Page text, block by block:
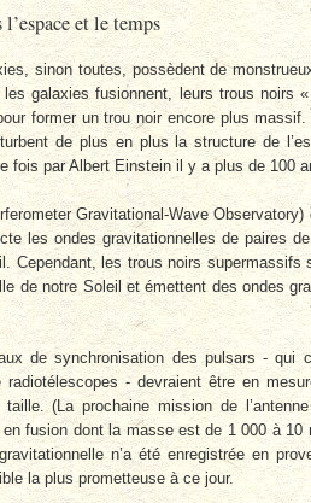
et le temps
sinon toutes, possèdent de
les galaxies fusionnent, leurs trous noirs
former un trou noir encore plus
de plus en plus la structure de
fois par Albert Einstein il y a plus de 100
Gravitational-Wave
les ondes gravitationnelles de paires
Cependant, les trous noirs
de notre Soleil et émettent des ondes
de synchronisation des pulsars - qui
radiotélescopes - devraient être en
(La prochaine mission de
fusion dont la masse est de 1 000 à
n’a été enregistrée en
la plus prometteuse à ce jour.